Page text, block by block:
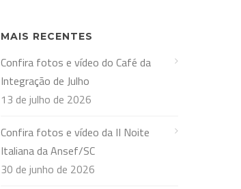
MAIS RECENTES
Confira fotos e vídeo do Café da
Integração de Julho
13 de julho de 2026
Confira fotos e vídeo da II Noite
Italiana da Ansef/SC
30 de junho de 2026